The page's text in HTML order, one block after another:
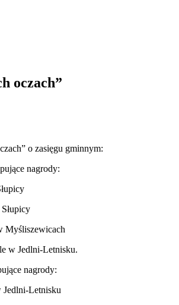
oczach”
o zasięgu gminnym:
nagrody:
Myśliszewicach
w Jedlni-Letnisku.
nagrody:
Jedlni-Letnisku